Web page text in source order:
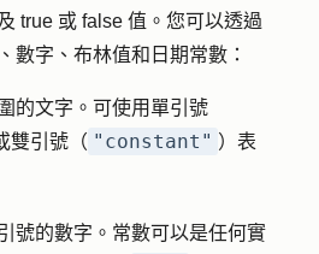
true 或 false 值。您可以透過
數字、布林值和日期常數：
的文字。可使用單引號
雙引號（ "constant" ）表
號的數字。常數可以是任何實